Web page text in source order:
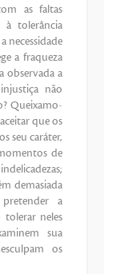
as faltas
tolerância
necessidade
a fraqueza
observada a
não
Queixamo-
que os
seu caráter,
de
demasiada
a
neles
sua
os